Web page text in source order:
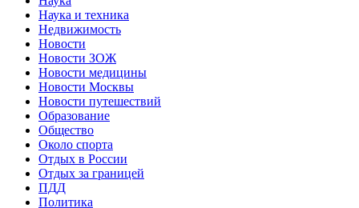
Наука и техника
Недвижимость
Новости
Новости ЗОЖ
Новости медицины
Новости Москвы
Новости путешествий
Образование
Общество
Около спорта
Отдых в России
Отдых за границей
ПДД
Политика